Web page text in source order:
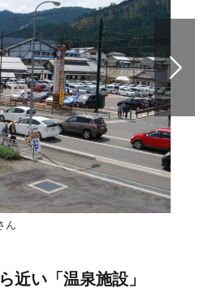
ん
近い「温泉施設」